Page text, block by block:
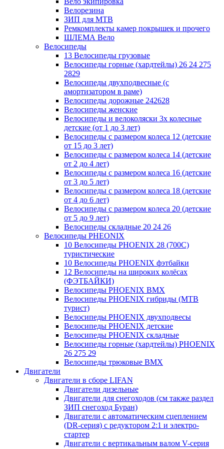
Велорезина
ЗИП для MTB
Ремкомплекты камер покрышек и прочего
ШЛЕМА Вело
Велосипеды
13 Велосипеды грузовые
Велосипеды горные (хардтейлы) 26 24 275
2829
Велосипеды двухподвесные (с
амортизатором в раме)
Велосипеды дорожные 242628
Велосипеды женские
Велосипеды и велоколяски 3х колесные
детские (от 1 до 3 лет)
Велосипеды с размером колеса 12 (детские
от 15 до 3 лет)
Велосипеды с размером колеса 14 (детские
от 2 до 4 лет)
Велосипеды с размером колеса 16 (детские
от 3 до 5 лет)
Велосипеды с размером колеса 18 (детские
от 4 до 6 лет)
Велосипеды с размером колеса 20 (детские
от 5 до 9 лет)
Велосипеды складные 20 24 26
Велосипеды PHEONIX
10 Велосипеды PHOENIX 28 (700С)
туристические
10 Велосипеды PHOENIX фэтбайки
12 Велосипеды на широких колёсах
(ФЭТБАЙКИ)
Велосипеды PHOENIX BMX
Велосипеды PHOENIX гибриды (MTB
турист)
Велосипеды PHOENIX двухподвесы
Велосипеды PHOENIX детские
Велосипеды PHOENIX складные
Велосипеды горные (хардтейлы) PHOENIX
26 275 29
Велосипеды трюковые BMX
Двигатели
Двигатели в сборе LIFAN
Двигатели дизельные
Двигатели для снегоходов (см также раздел
ЗИП снегоход Буран)
Двигатели с автоматическим сцеплением
(DR-серия) с редуктором 2:1 и электро-
стартер
Двигатели с вертикальным валом V-серия